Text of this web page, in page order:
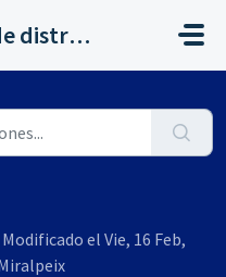
Servicios al canal de distribución de AHORA
el Vie, 16 Feb,